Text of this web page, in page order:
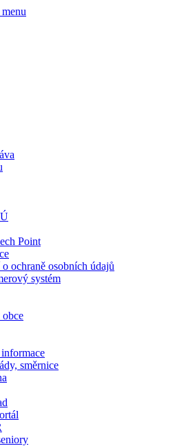
Point
o ochraně osobních údajů
systém
směrnice